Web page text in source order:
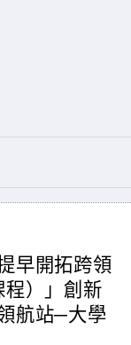
早開拓跨領
）」創新
航站─大學